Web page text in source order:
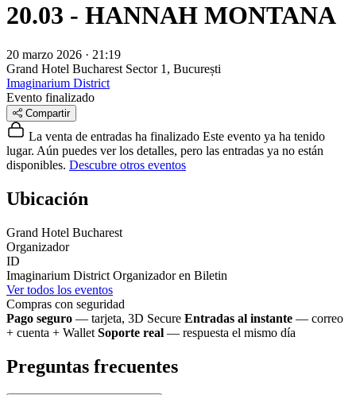
20.03 - HANNAH MONTANA
20 marzo 2026 · 21:19
Grand Hotel Bucharest Sector 1, București
Imaginarium District
Evento finalizado
Compartir
La venta de entradas ha finalizado Este evento ya ha tenido
lugar. Aún puedes ver los detalles, pero las entradas ya no están
disponibles. Descubre otros eventos
Ubicación
Grand Hotel Bucharest
Organizador
ID
Imaginarium District Organizador en Biletin
Ver todos los eventos
Compras con seguridad
Pago seguro — tarjeta, 3D Secure Entradas al instante — correo
+ cuenta + Wallet Soporte real — respuesta el mismo día
Preguntas frecuentes